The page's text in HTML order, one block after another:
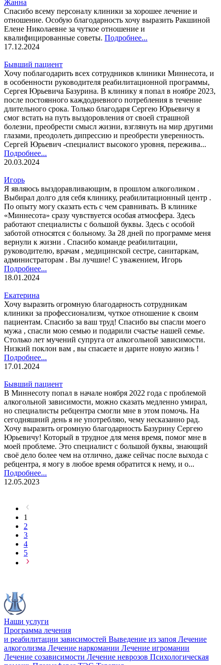
Жанна
Спасибо всему персоналу клиники за хорошее лечение и
отношение. Особую благодарность хочу выразить Ракшиной
Елене Николаевне за чуткое отношение и
квалифицированные советы. Подробнее...
17.12.2024
Бывший пациент
Хочу поблагодарить всех сотрудников клиники Миннесота, и
в особенности руководителя реабилитационной программы,
Сергея Юрьевича Базурина. В клинику я попал в ноябре 2023,
после постоянного каждодневного потребления в течение
длительного срока. Только благодаря Сергею Юрьевичу я
смог встать на путь выздоровления от своей страшной
болезни, преобрести смысл жизни, взглянуть на мир другими
глазами, преодолеть дипрессию и преобрести уверенность.
Сергей Юрьевич -специалист высокого уровня, пережива...
Подробнее...
20.03.2024
Игорь
Я являюсь выздоравливающим, в прошлом алкоголиком .
Выбирал долго для себя клинику, реабилитационный центр .
По опыту могу сказать есть с чем сравнивать. В клинике
«Миннесота» сразу чувствуется особая атмосфера. Здесь
работают специалисты с большой буквы. Здесь с особой
заботой относятся с больному. За 28 дней по программе меня
вернули к жизни . Спасибо команде реабилитации,
руководителю, врачам , медицинской сестре, санитаркам,
администраторам . Вы лучшие! С уважением, Игорь
Подробнее...
18.01.2024
Екатерина
Хочу выразить огромную благодарность сотрудникам
клиники за профессионализм, чуткое отношение к своим
пациентам. Спасибо за ваш труд! Спасибо вы спасли моего
мужа , спасли мою семью и подарили счастье нашей семье.
Столько лет мучений супруга от алкогольной зависимости.
Низкий поклон вам , вы спасаете и дарите новую жизнь !
Подробнее...
17.01.2024
Бывший пациент
В Миннесоту попал в начале ноября 2022 года с проблемой
алкогольной зависимости, можно сказать медленно умирал,
но специалисты ребцентра смогли мне в этом помочь. На
сегодняшний день я не употребляю, чему несказанно рад.
Хочу выразить огромную благодарность Базурину Сергею
Юрьевичу! Который в трудное для меня время, помог мне в
моей проблеме. Это специалист с большой буквы, знающий
своё дело более чем на отлично, даже сейчас после выхода с
ребцентра, я могу в любое время обратится к нему, и о...
Подробнее...
12.05.2023
1
2
3
4
5
Наши услуги
Программа лечения
и реабилитации зависимостей Выведение из запоя Лечение
алкоголизма Лечение наркомании Лечение игромании
Лечение созависимости Лечение неврозов Психологическая